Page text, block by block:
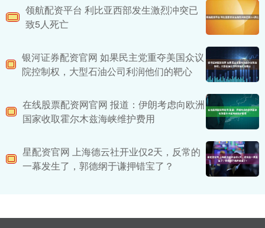
领航配资平台 利比亚西部发生激烈冲突已
致5人死亡
银河证券配资官网 如果民主党重夺美国众议
院控制权，大型石油公司利润他们的靶心
在线股票配资网官网 报道：伊朗考虑向欧洲
国家收取霍尔木兹海峡维护费用
星配资官网 上海德云社开业仅2天，反常的
一幕发生了，郭德纲于谦押错宝了？